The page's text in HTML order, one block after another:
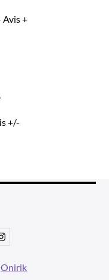
Avis +
+/-
Onirik